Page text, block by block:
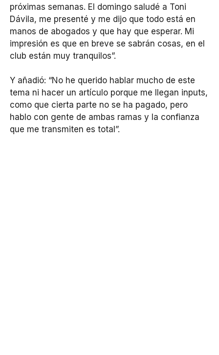
próximas semanas. El domingo saludé a Toni
Dávila, me presenté y me dijo que todo está en
manos de abogados y que hay que esperar. Mi
impresión es que en breve se sabrán cosas, en el
club están muy tranquilos”.
Y añadió: “No he querido hablar mucho de este
tema ni hacer un artículo porque me llegan inputs,
como que cierta parte no se ha pagado, pero
hablo con gente de ambas ramas y la confianza
que me transmiten es total”.